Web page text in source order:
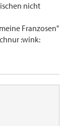
nicht
Franzosen"
:wink: